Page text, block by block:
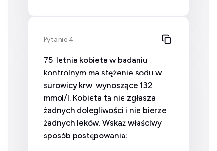
Pytanie 4
75-letnia kobieta w badaniu
kontrolnym ma stężenie sodu w
surowicy krwi wynoszące 132
mmol/l. Kobieta ta nie zgłasza
żadnych dolegliwości i nie bierze
żadnych leków. Wskaż właściwy
sposób postępowania: